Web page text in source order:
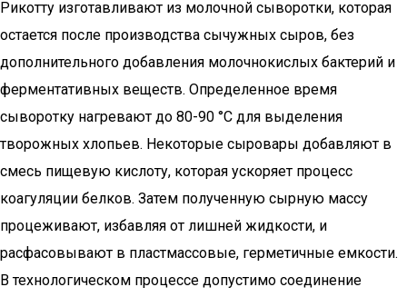
Рикотту изготавливают из молочной сыворотки, которая
остается после производства сычужных сыров, без
дополнительного добавления молочнокислых бактерий и
ферментативных веществ. Определенное время
сыворотку нагревают до 80-90 °C для выделения
творожных хлопьев. Некоторые сыровары добавляют в
смесь пищевую кислоту, которая ускоряет процесс
коагуляции белков. Затем полученную сырную массу
процеживают, избавляя от лишней жидкости, и
расфасовывают в пластмассовые, герметичные емкости.
В технологическом процессе допустимо соединение